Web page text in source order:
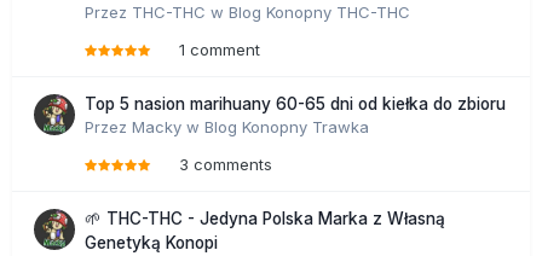
Przez THC-THC w Blog Konopny THC-THC
1 comment
Top 5 nasion marihuany 60-65 dni od kiełka do zbioru
Przez Macky w Blog Konopny Trawka
3 comments
🌱 THC-THC - Jedyna Polska Marka z Własną
Genetyką Konopi